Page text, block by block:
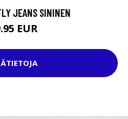
JEANS SININEN
EUR